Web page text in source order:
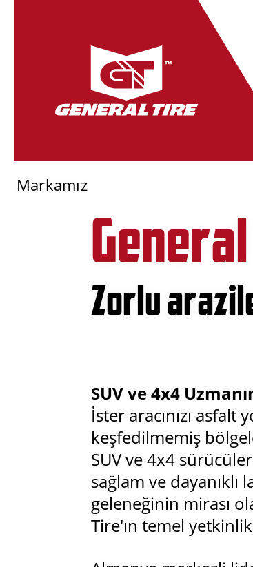
Markamız
Zorlu
SUV ve 4x4
İster aracınızı
keşfedilmemiş
SUV ve 4x4
sağlam ve
geleneğinin mirası
Tire'ın temel